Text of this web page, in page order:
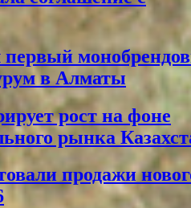
в Алматы
рост на фоне
рынка
продажи